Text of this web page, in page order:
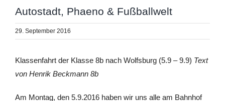
Autostadt, Phaeno & Fußballwelt
29. September 2016
Klassenfahrt der Klasse 8b nach Wolfsburg (5.9 – 9.9) Text
von Henrik Beckmann 8b
Am Montag, den 5.9.2016 haben wir uns alle am Bahnhof